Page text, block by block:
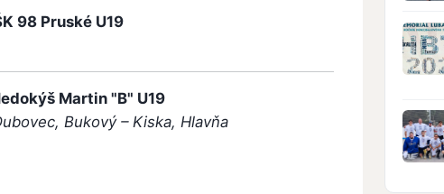
98 Pruské U19
Martin "B" U19
Bukový – Kiska, Hlavňa